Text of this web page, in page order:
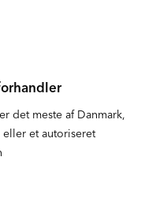
det meste af Danmark,
et autoriseret